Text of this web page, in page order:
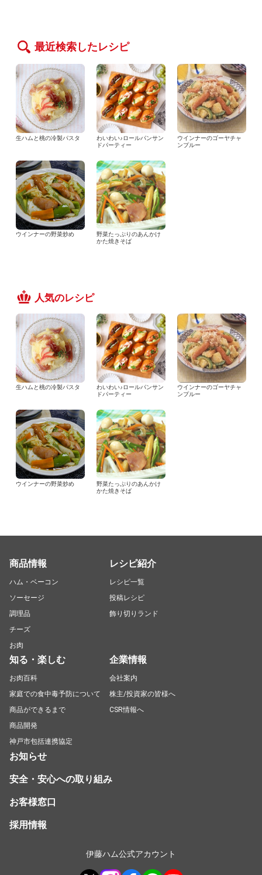
最近検索したレシピ
生ハムと桃の冷製パスタ
わいわい♪ロールパンサン
ドパーティー
ウインナーのゴーヤチャ
ンプルー
ウインナーの野菜炒め
野菜たっぷりのあんかけ
かた焼きそば
人気のレシピ
生ハムと桃の冷製パスタ
わいわい♪ロールパンサン
ドパーティー
ウインナーのゴーヤチャ
ンプルー
ウインナーの野菜炒め
野菜たっぷりのあんかけ
かた焼きそば
商品情報
ハム・ベーコン
ソーセージ
調理品
チーズ
お肉
レシピ紹介
レシピ一覧
投稿レシピ
飾り切りランド
知る・楽しむ
お肉百科
家庭での食中毒予防について
商品ができるまで
商品開発
神戸市包括連携協定
企業情報
会社案内
株主/投資家の皆様へ
CSR情報へ
お知らせ
安全・安心への取り組み
お客様窓口
採用情報
伊藤ハム公式アカウント